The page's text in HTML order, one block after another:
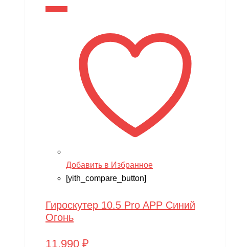
Добавить в Избранное
[yith_compare_button]
Гироскутер 10.5 Pro APP Синий
Огонь
11,990 ₽